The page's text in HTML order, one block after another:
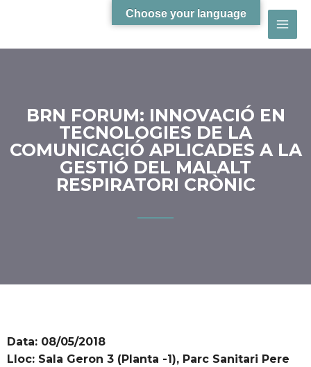
BRN FORUM: INNOVACIÓ EN
TECNOLOGIES DE LA
COMUNICACIÓ APLICADES A LA
GESTIÓ DEL MALALT
RESPIRATORI CRÒNIC
Data: 08/05/2018
Lloc: Sala Geron 3 (Planta -1), Parc Sanitari Pere
Choose your language